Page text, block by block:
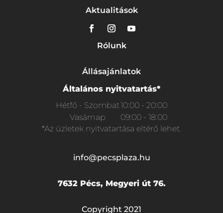
Aktualitások
Rólunk
Állásajánlatok
Általános nyitvatartás*
Hétfő - Szombat10:00 - 20:00
Vasárnap
09:00 - 18:00
*Az üzletek nyitvatartása eltérő lehet.
info@pecsplaza.hu
7632 Pécs, Megyeri út 76.
Copyright 2021